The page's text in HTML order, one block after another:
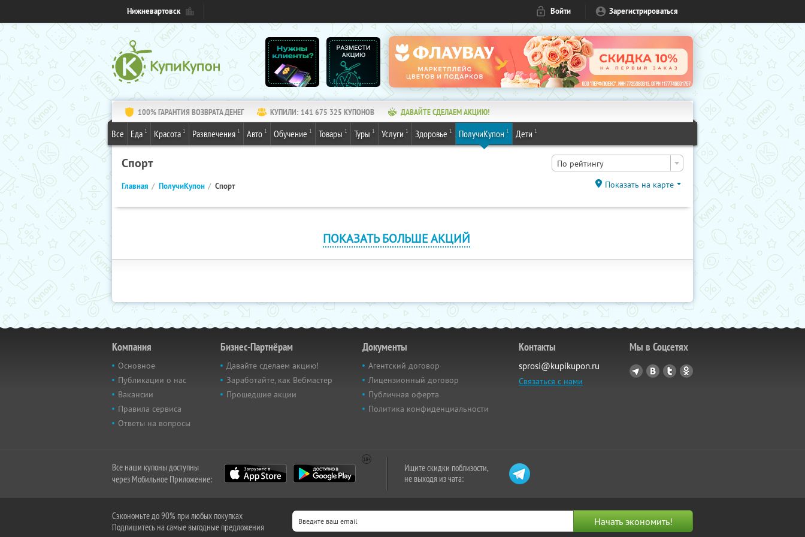
Нижневартовск Войти Зарегистрироваться
100% ГАРАНТИЯ ВОЗВРАТА ДЕНЕГ КУПИЛИ: 141 675 327 КУПОНОВ ДАВАЙТЕ СДЕЛАЕМ АКЦИЮ!
Все Еда 1 Красота 1 Развлечения 1 Авто 1 Обучение 1 Товары 1 Туры 1 Услуги 1 Здоровье 1 ПолучиКупон 1 Дети 1
Спорт По рейтингу
Главная ПолучиКупон Спорт Показать на карте
ПОКАЗАТЬ БОЛЬШЕ АКЦИЙ
Компания
Основное
Публикации о нас
Вакансии
Правила сервиса
Ответы на вопросы
Бизнес-Партнёрам
Давайте сделаем акцию!
Заработайте, как Вебмастер
Прошедшие акции
Документы
Агентский договор
Лицензионный договор
Публичная оферта
Политика конфиденциальности
Контакты
sprosi@kupikupon.ru
Связаться с нами
Мы в Соцсетях
Все наши купоны доступны
через Мобильное Приложение:
Ищите скидки поблизости,
не выходя из чата:
Сэкономьте до 90% при любых покупках
Подпишитесь на самые выгодные предложения